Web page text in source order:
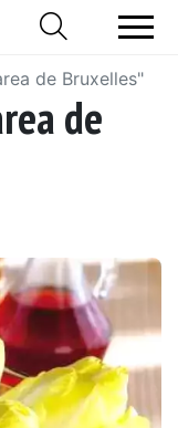
de Bruxelles"
de